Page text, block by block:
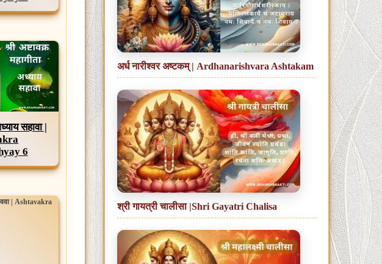
सहावा |
6
अर्ध नारीश्वर अष्टकम् | Ardhanarishvara Ashtakam
श्री गायत्री चालीसा |Shri Gayatri Chalisa